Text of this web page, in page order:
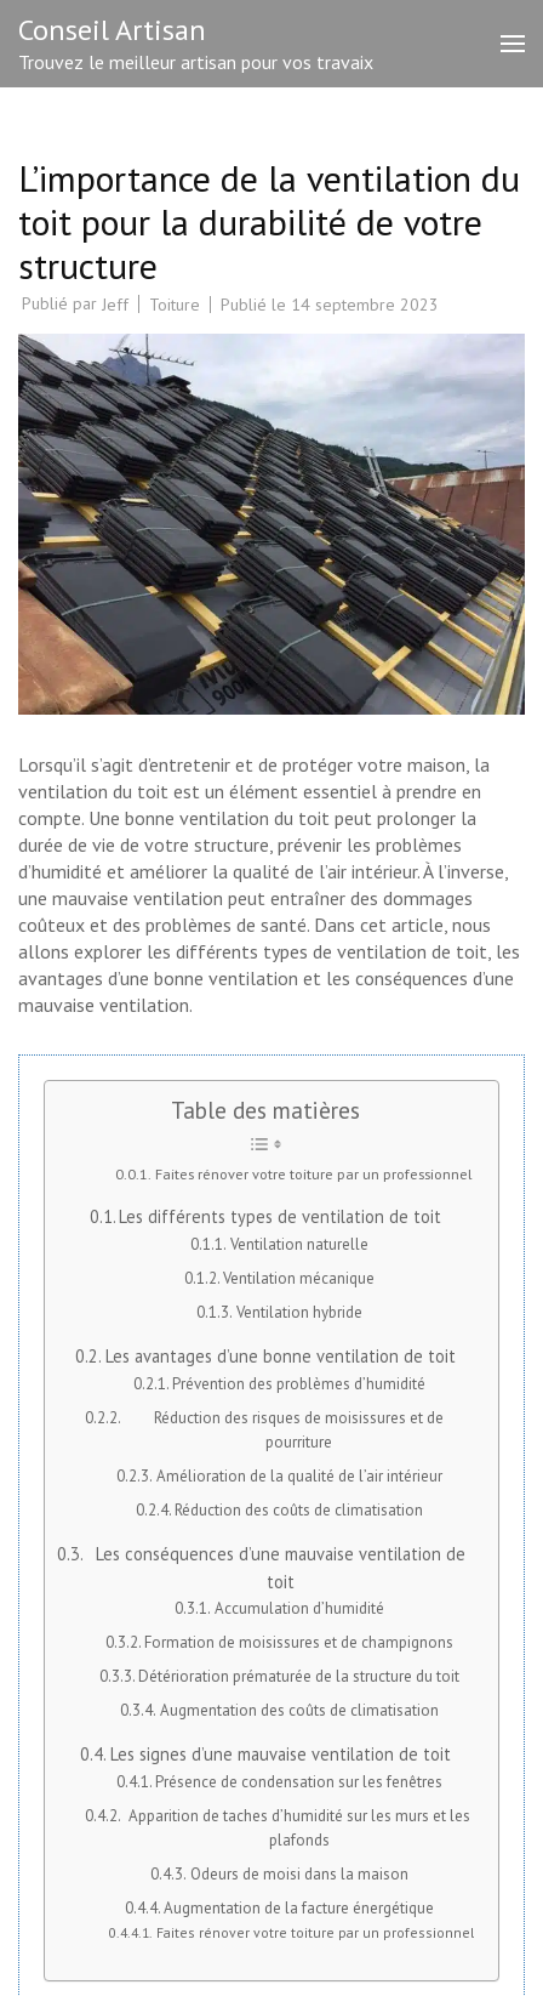
contenu
(Pressez
Conseil Artisan
Trouvez le meilleur artisan pour vos travaix
L’importance de la ventilation du
toit pour la durabilité de votre
structure
Publié par Jeff Toiture Publié le 14 septembre 2023
Lorsqu’il s’agit d’entretenir et de protéger votre maison, la
ventilation du toit est un élément essentiel à prendre en
compte. Une bonne ventilation du toit peut prolonger la
durée de vie de votre structure, prévenir les problèmes
d’humidité et améliorer la qualité de l’air intérieur. À l’inverse,
une mauvaise ventilation peut entraîner des dommages
coûteux et des problèmes de santé. Dans cet article, nous
allons explorer les différents types de ventilation de toit, les
avantages d’une bonne ventilation et les conséquences d’une
mauvaise ventilation.
Table des matières
Faites rénover votre toiture par un professionnel
Les différents types de ventilation de toit
Ventilation naturelle
Ventilation mécanique
Ventilation hybride
Les avantages d’une bonne ventilation de toit
Prévention des problèmes d’humidité
Réduction des risques de moisissures et de
pourriture
Amélioration de la qualité de l’air intérieur
Réduction des coûts de climatisation
Les conséquences d’une mauvaise ventilation de
toit
Accumulation d’humidité
Formation de moisissures et de champignons
Détérioration prématurée de la structure du toit
Augmentation des coûts de climatisation
Les signes d’une mauvaise ventilation de toit
Présence de condensation sur les fenêtres
Apparition de taches d’humidité sur les murs et les
plafonds
Odeurs de moisi dans la maison
Augmentation de la facture énergétique
Faites rénover votre toiture par un professionnel